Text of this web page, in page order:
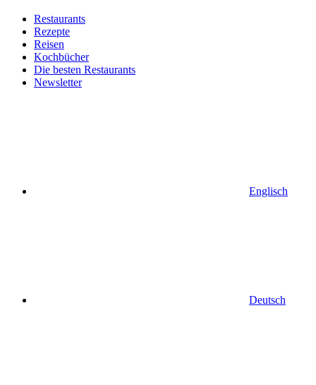
Restaurants
Rezepte
Reisen
Kochbücher
Die besten Restaurants
Newsletter
Englisch
Deutsch